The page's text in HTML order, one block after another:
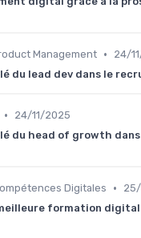
Management •
24/
du lead dev dans le
•
24/11/2025
du head of growth
Digitales •
formation